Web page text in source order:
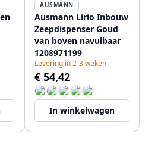
AUSMANN
Ausmann Lirio Inbouw
Zeepdispenser Goud
van boven navulbaar
1208971199
Levering in 2-3 weken
€ 54,42
In winkelwagen